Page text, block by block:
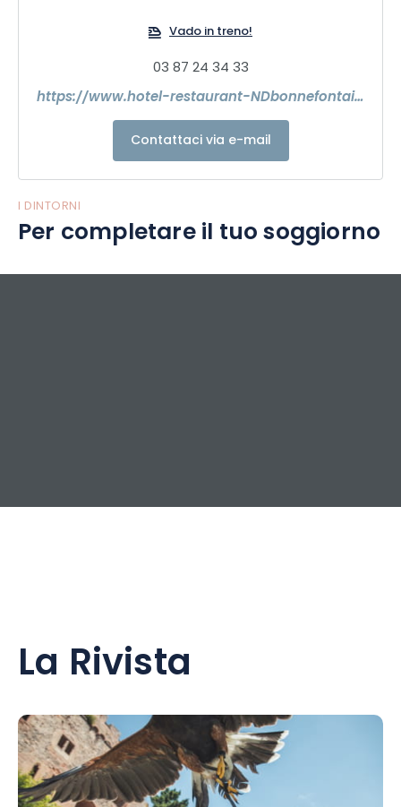
Vado in treno!
03 87 24 34 33
https://www.hotel-restaurant-NDbonnefontaine.com
Contattaci via e-mail
I DINTORNI
Per completare il tuo soggiorno
La Rivista